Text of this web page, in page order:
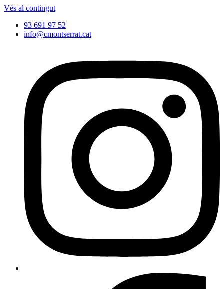
Vés al contingut
93 691 97 52
info@cmontserrat.cat